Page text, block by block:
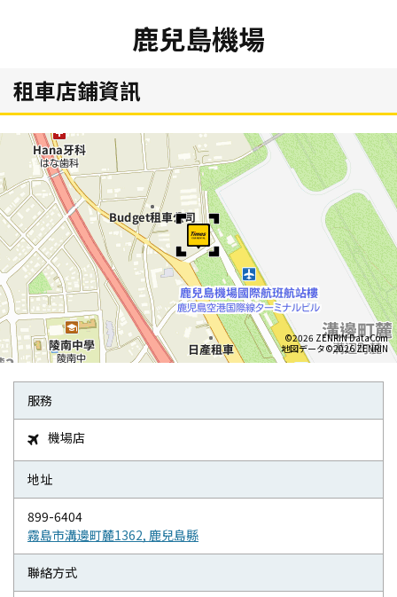
鹿兒島機場
租車店鋪資訊
©2026 ZENRIN DataCom
地図データ©2026 ZENRIN
服務
 機場店
地址
899-6404
霧島市溝邊町麓1362, 鹿兒島縣
聯絡方式